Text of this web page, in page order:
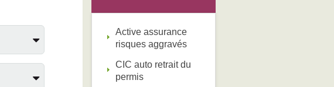
Active assurance
risques aggravés
CIC auto retrait du
permis